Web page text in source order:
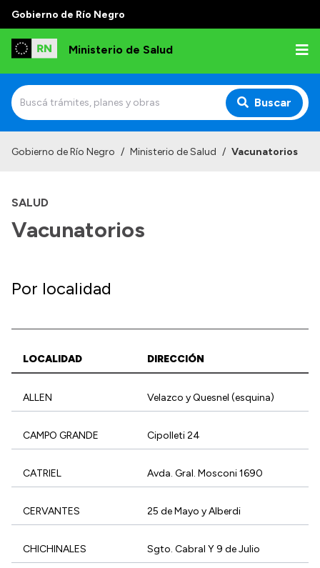
Gobierno de Río Negro
Ministerio de Salud
Buscar
Autoridades
Boletín Oficial
Compras y licitaciones
Consulta de pago a proveedores
Intranet
Login
Gobierno de Río Negro / Ministerio de Salud / Vacunatorios
SALUD
Vacunatorios
Por localidad
LOCALIDAD DIRECCIÓN
ALLEN Velazco y Quesnel (esquina)
CAMPO GRANDE Cipolleti 24
CATRIEL Avda. Gral. Mosconi 1690
CERVANTES 25 de Mayo y Alberdi
CHICHINALES Sgto. Cabral Y 9 de Julio